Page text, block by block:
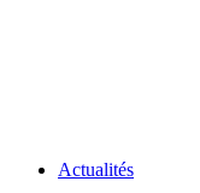
Actualités